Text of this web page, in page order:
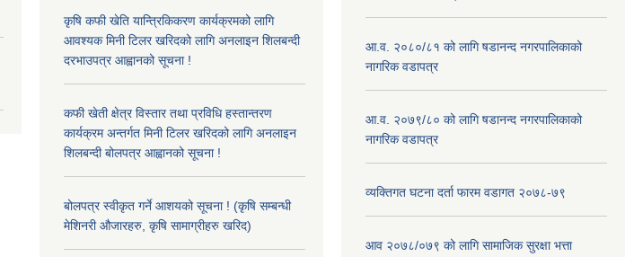
कृषि कफी खेति यान्त्रिकिकरण कार्यक्रमको लागि
आवश्यक मिनी टिलर खरिदको लागि अनलाइन शिलबन्दी
दरभाउपत्र आह्वानको सूचना !
कफी खेती क्षेत्र विस्तार तथा प्रविधि हस्तान्तरण
कार्यक्रम अन्तर्गत मिनी टिलर खरिदको लागि अनलाइन
शिलबन्दी बोलपत्र आह्वानको सूचना !
बोलपत्र स्वीकृत गर्ने आशयको सूचना ! (कृषि सम्बन्धी
मेशिनरी औजारहरु, कृषि सामाग्रीहरु खरिद)
आ.व. २०८०/८१ को लागि षडानन्द नगरपालिकाको
नागरिक वडापत्र
आ.व. २०७९/८० को लागि षडानन्द नगरपालिकाको
नागरिक वडापत्र
व्यक्तिगत घटना दर्ता फारम वडागत २०७८-७९
आव २०७८/०७९ को लागि सामाजिक सुरक्षा भत्ता